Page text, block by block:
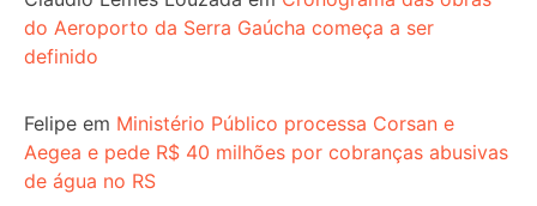
do Aeroporto da Serra Gaúcha começa a ser
definido
Felipe em Ministério Público processa Corsan e
Aegea e pede R$ 40 milhões por cobranças abusivas
de água no RS